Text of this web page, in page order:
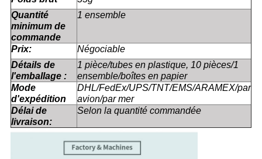
Quantité
minimum de
commande
1 ensemble
Prix:
Négociable
Détails de
l'emballage :
1 pièce/tubes en plastique, 10 pièces/1
ensemble/boîtes en papier
Mode
d'expédition
DHL/FedEx/UPS/TNT/EMS/ARAMEX/par
avion/par mer
Délai de
livraison:
Selon la quantité commandée